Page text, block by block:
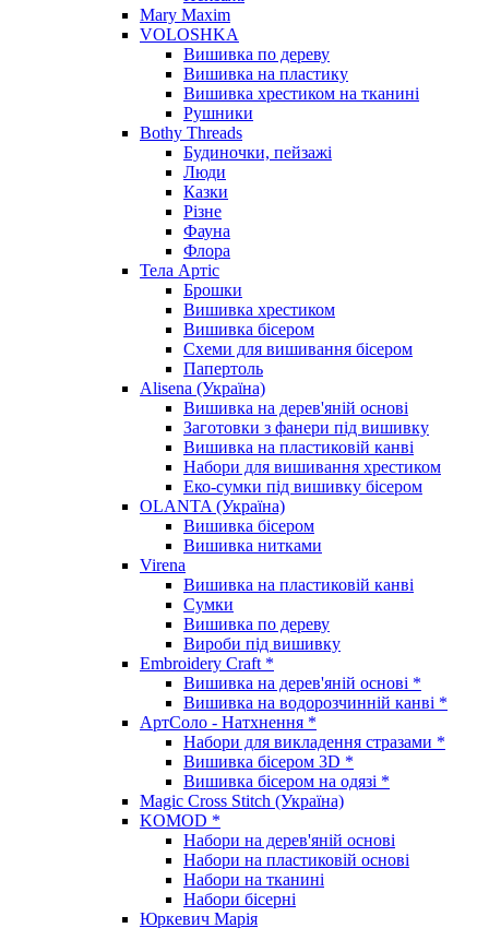
Mary Maxim
VOLOSHKA
Вишивка по дереву
Вишивка на пластику
Вишивка хрестиком на тканині
Рушники
Bothy Threads
Будиночки, пейзажі
Люди
Казки
Різне
Фауна
Флора
Тела Артіс
Брошки
Вишивка хрестиком
Вишивка бісером
Схеми для вишивання бісером
Папертоль
Alisena (Україна)
Вишивка на дерев'яній основі
Заготовки з фанери під вишивку
Вишивка на пластиковій канві
Набори для вишивання хрестиком
Еко-сумки під вишивку бісером
OLANTA (Україна)
Вишивка бісером
Вишивка нитками
Virena
Вишивка на пластиковій канві
Сумки
Вишивка по дереву
Вироби під вишивку
Embroidery Craft *
Вишивка на дерев'яній основі *
Вишивка на водорозчинній канві *
АртСоло - Натхнення *
Набори для викладення стразами *
Вишивка бісером 3D *
Вишивка бісером на одязі *
Magic Cross Stitch (Україна)
KOMOD *
Набори на дерев'яній основі
Набори на пластиковій основі
Набори на тканині
Набори бісерні
Юркевич Марія